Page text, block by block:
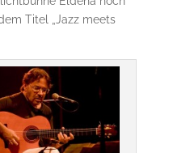
Titel „Jazz meets